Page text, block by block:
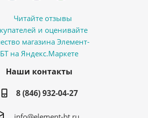
Наши контакты
8 (846) 932-04-27